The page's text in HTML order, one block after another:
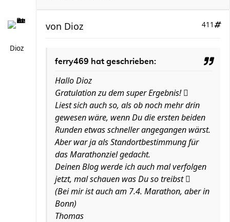
Dioz
411
von Dioz
ferry469 hat geschrieben:
Hallo Dioz
Gratulation zu dem super Ergebnis! 
Liest sich auch so, als ob noch mehr drin
gewesen wäre, wenn Du die ersten beiden
Runden etwas schneller angegangen wärst.
Aber war ja als Standortbestimmung für
das Marathonziel gedacht.
Deinen Blog werde ich auch mal verfolgen
jetzt, mal schauen was Du so treibst 
(Bei mir ist auch am 7.4. Marathon, aber in
Bonn)
Thomas